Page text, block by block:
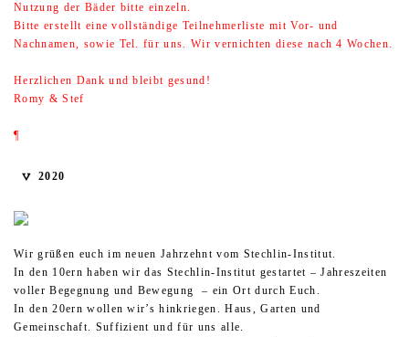
Nutzung der Bäder bitte einzeln.
Bitte erstellt eine vollständige Teilnehmerliste mit Vor- und
Nachnamen, sowie Tel. für uns. Wir vernichten diese nach 4 Wochen.
Herzlichen Dank und bleibt gesund!
Romy & Stef
¶
2020
Wir grüßen euch im neuen Jahrzehnt vom Stechlin-Institut.
In den 10ern haben wir das Stechlin-Institut gestartet – Jahreszeiten
voller Begegnung und Bewegung – ein Ort durch Euch.
In den 20ern wollen wir’s hinkriegen. Haus, Garten und
Gemeinschaft. Suffizient und für uns alle.